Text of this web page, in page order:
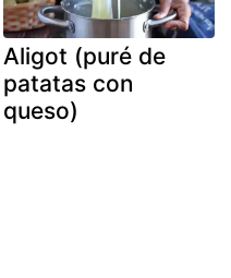
Aligot (puré de
patatas con
queso)